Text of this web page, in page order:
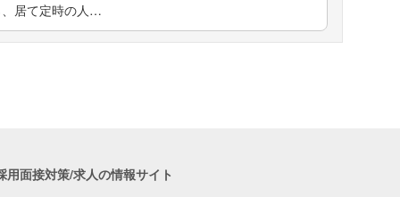
、居て定時の人…
面接対策/求人の情報サイト